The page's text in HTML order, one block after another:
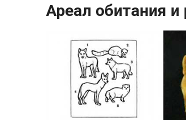
Ареал обитания и